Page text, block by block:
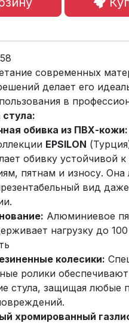
современных
делает его
в
обивка из ПВХ-кожи:
EPSILON
обивку устойчивой
пятнам и износу. Она
вид
Алюминиевое
нагрузку до 100
колесики:
ролики
стула, защищая любые
хромированный